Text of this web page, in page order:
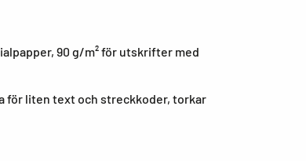
90 g/m² för utskrifter med
för liten text och streckkoder, torkar